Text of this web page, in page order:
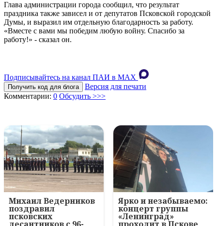
Глава администрации города сообщил, что результат
праздника также зависел и от депутатов Псковской городской
Думы, и выразил им отдельную благодарность за работу.
«Вместе с вами мы победим любую войну. Спасибо за
работу!» - сказал он.
Подписывайтесь на канал ПАИ в MAХ
Получить код для блога
Версия для печати
Комментарии: 0 Обсудить >>>
Михаил Ведерников
поздравил
псковских
Ярко и незабываемо:
концерт группы
«Ленинград»